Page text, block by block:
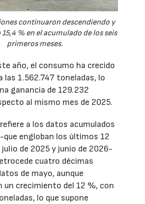
continuaron descendiendo y
% en el acumulado de los seis
primeros meses.
año, el consumo ha crecido
las 1.562.747 toneladas, lo
ganancia de 129.232
al mismo mes de 2025.
a los datos acumulados
que engloban los últimos 12
de 2025 y junio de 2026-
cuatro décimas
de mayo, aunque
un crecimiento del 12 %, con
lo que supone